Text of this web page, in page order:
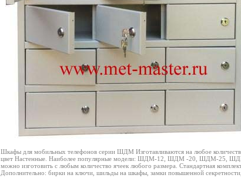
Шкафы для мобильных телефонов серии ШДМ Изготавливаются на любое
цвет Настенные. Наиболее популярные модели: ШДМ-12, ШДМ -20, ШДМ-25,
можно изготовить с любым количество ячеек любого размера. Стандартная
Дополнительно: бирки на ключи, шильды на шкафы, замки повышенной